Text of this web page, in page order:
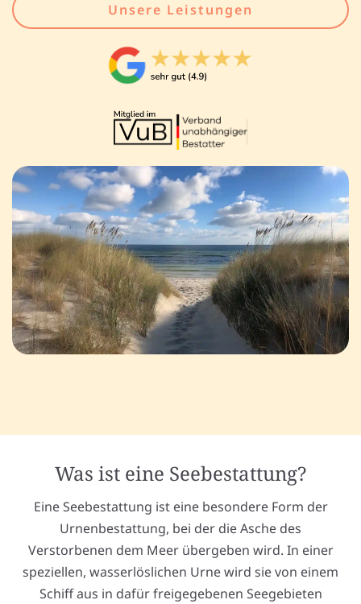
Unsere Leistungen
Was ist eine Seebestattung?
Eine Seebestattung ist eine besondere Form der
Urnenbestattung, bei der die Asche des
Verstorbenen dem Meer übergeben wird. In einer
speziellen, wasserlöslichen Urne wird sie von einem
Schiff aus in dafür freigegebenen Seegebieten